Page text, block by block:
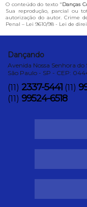
O conteúdo do texto "Danças
Sua reprodução, parcial ou
autorização do autor. Crime
Penal – Lei 9610/98 - Lei de
Dançando
Avenida Nossa Senhora
São Paulo - SP - CEP:
(11) 2337-5441 (11)
(11) 99524-6518